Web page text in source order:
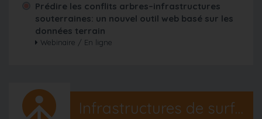
Prédire les conflits arbres–infrastructures
souterraines: un nouvel outil web basé sur les
données terrain
Webinaire / En ligne
Infrastructures de surface